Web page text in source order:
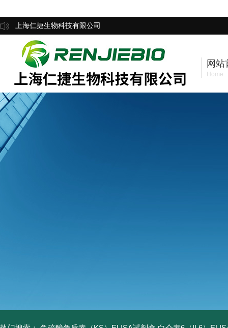
上海仁捷生物科技有限公司
网站
Home